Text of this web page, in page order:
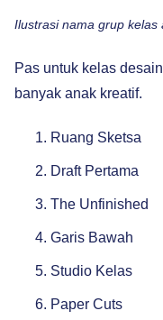
Ilustrasi nama grup kelas
Pas untuk kelas
banyak anak kreatif.
Ruang Sketsa
Draft Pertama
The Unfinished
Garis Bawah
Studio Kelas
Paper Cuts